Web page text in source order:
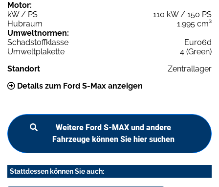
Motor:
kW / PS
110 kW / 150 PS
Hubraum
1.995 cm³
Umweltnormen:
Schadstoffklasse
Euro6d
Umweltplakette
4 (Green)
Standort
Zentrallager
Details zum Ford S-Max anzeigen
Weitere Ford S-MAX und andere
Fahrzeuge können Sie hier suchen
Stattdessen können Sie auch: